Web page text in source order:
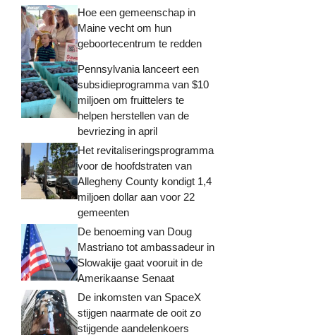
Hoe een gemeenschap in
Maine vecht om hun
geboortecentrum te redden
Pennsylvania lanceert een
subsidieprogramma van $10
miljoen om fruittelers te
helpen herstellen van de
bevriezing in april
Het revitaliseringsprogramma
voor de hoofdstraten van
Allegheny County kondigt 1,4
miljoen dollar aan voor 22
gemeenten
De benoeming van Doug
Mastriano tot ambassadeur in
Slowakije gaat vooruit in de
Amerikaanse Senaat
De inkomsten van SpaceX
stijgen naarmate de ooit zo
stijgende aandelenkoers